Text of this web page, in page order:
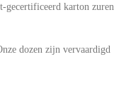
gecertificeerd karton zuren
dozen zijn vervaardigd